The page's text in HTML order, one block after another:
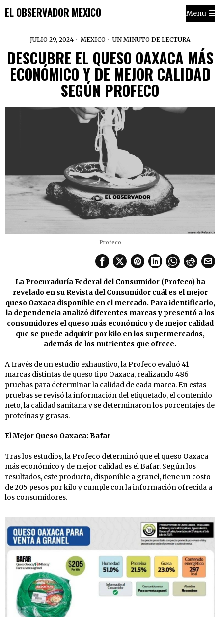
EL OBSERVADOR MEXICO Menu
JULIO 29, 2024 MEXICO UN MINUTO DE LECTURA
DESCUBRE EL QUESO OAXACA MÁS
ECONÓMICO Y DE MEJOR CALIDAD
SEGÚN PROFECO
Profeco
La Procuraduría Federal del Consumidor (Profeco) ha
revelado en su Revista del Consumidor cuál es el mejor
queso Oaxaca disponible en el mercado. Para identificarlo,
la dependencia analizó diferentes marcas y presentó a los
consumidores el queso más económico y de mejor calidad
que se puede adquirir por kilo en los supermercados,
además de los nutrientes que ofrece.
A través de un estudio exhaustivo, la Profeco evaluó 41
marcas distintas de queso tipo Oaxaca, realizando 486
pruebas para determinar la calidad de cada marca. En estas
pruebas se revisó la información del etiquetado, el contenido
neto, la calidad sanitaria y se determinaron los porcentajes de
proteínas y grasas.
El Mejor Queso Oaxaca: Bafar
Tras los estudios, la Profeco determinó que el queso Oaxaca
más económico y de mejor calidad es el Bafar. Según los
resultados, este producto, disponible a granel, tiene un costo
de 205 pesos por kilo y cumple con la información ofrecida a
los consumidores.